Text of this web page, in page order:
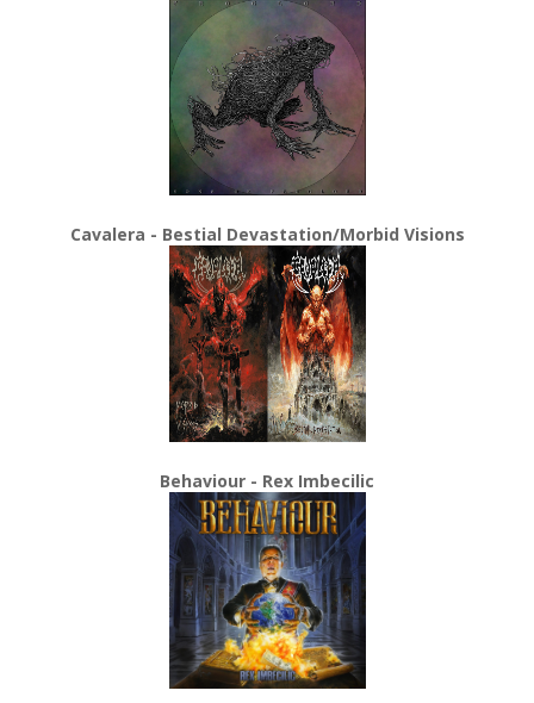
Cavalera - Bestial Devastation/Morbid Visions
Behaviour - Rex Imbecilic